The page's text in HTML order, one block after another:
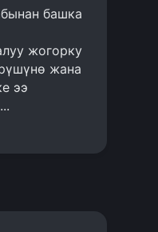
башка
жогорку
жана
ээ